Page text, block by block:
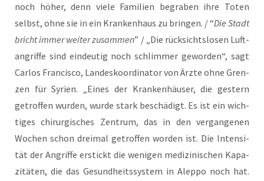
noch höher, denn vie­le Fami­li­en begra­ben ihre Toten
selbst, ohne sie in ein Kran­ken­haus zu brin­gen. / “Die Stadt
bricht immer wei­ter zusam­men” / „Die rück­sichts­lo­sen Luft­
an­grif­fe sind ein­deu­tig noch schlim­mer gewor­den“, sagt
Car­los Fran­cis­co, Lan­des­ko­or­di­na­tor von Ärz­te ohne Gren­
zen für Syri­en. „Eines der Kran­ken­häu­ser, die ges­tern
getrof­fen wur­den, wur­de stark beschä­digt. Es ist ein wich­
ti­ges chir­ur­gi­sches Zen­trum, das in den ver­gan­ge­nen
Wochen schon drei­mal getrof­fen wor­den ist. Die Inten­si­
tät der Angrif­fe erstickt die weni­gen medi­zi­ni­schen Kapa­
zi­tä­ten, die das Gesund­heits­sys­tem in Alep­po noch hat.